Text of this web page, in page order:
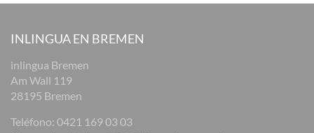
INLINGUA EN BREMEN
inlingua Bremen
Am Wall 119
28195 Bremen
Teléfono: 0421 169 03 03